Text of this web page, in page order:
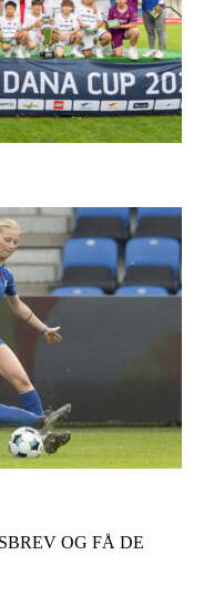
OG FÅ DE